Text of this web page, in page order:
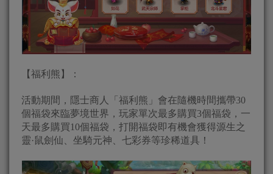
【福利熊】：
活動期間，隱士商人「福利熊」會在隨機時間攜帶30
個福袋來臨夢境世界，玩家單次最多購買3個福袋，一
天最多購買10個福袋，打開福袋即有機會獲得源生之
靈·鼠劍仙、坐騎元神、七彩券等珍稀道具！